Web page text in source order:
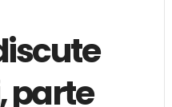
parte